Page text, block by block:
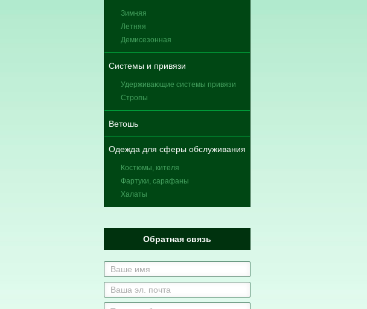
Зимняя
Летняя
Демисезонная
Системы и привязи
Удерживающие системы привязи
Стропы
Ветошь
Одежда для сферы обслуживания
Костюмы, кителя
Фартуки, сарафаны
Халаты
Обратная связь